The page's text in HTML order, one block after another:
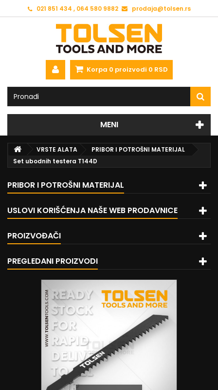
021 851 434 , 064 580 9882 prodaja@tolsen.rs
Korpa 0 proizvodi 0 RSD
MENI
VRSTE ALATA
PRIBOR I POTROŠNI MATERIJAL
Set ubodnih testera T144D
PRIBOR I POTROŠNI MATERIJAL
USLOVI KORIŠĆENJA NAŠE WEB PRODAVNICE
PROIZVOĐAČI
PREGLEDANI PROIZVODI